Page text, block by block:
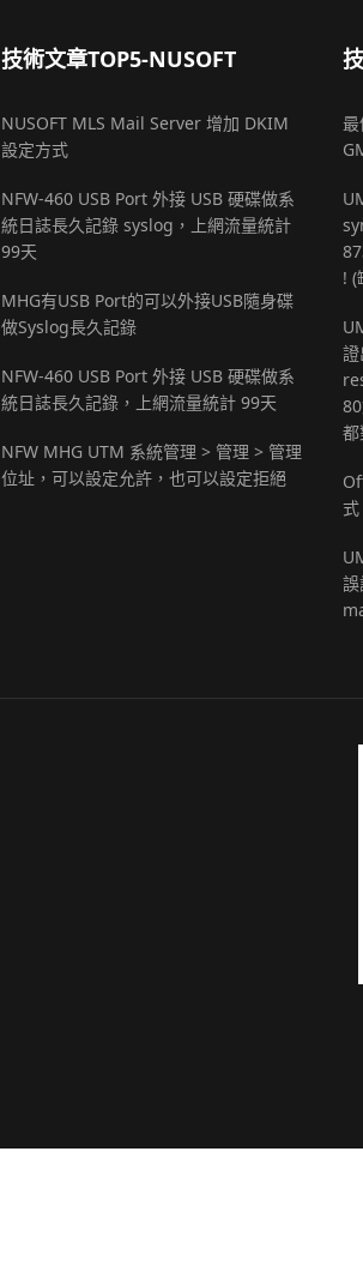
技術文章TOP5-NUSOFT
NUSOFT MLS Mail Server 增加 DKIM
設定方式
NFW-460 USB Port 外接 USB 硬碟做系
統日誌長久記錄 syslog，上網流量統計
99天
MHG有USB Port的可以外接USB隨身碟
做Syslog長久記錄
NFW-460 USB Port 外接 USB 硬碟做系
統日誌長久記錄，上網流量統計 99天
NFW MHG UTM 系統管理 > 管理 > 管理
位址，可以設定允許，也可以設定拒絕
最
! (